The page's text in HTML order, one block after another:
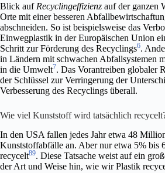
Blick auf Recyclingeffizienz auf der ganzen
Orte mit einer besseren
abschneiden. So ist beispielsweise das
Einwegplastik in der Europäischen Union
Schritt zur Förderung des Recyclings6.
in Ländern mit schwachen Abfallsystemen
in die Umwelt7. Das Vorantreiben globaler
der Schlüssel zur Verringerung der
Verbesserung des Recyclings überall.
Wie viel Kunststoff wird tatsächlich
In den USA fallen jedes Jahr etwa 48
Kunststoffabfälle an. Aber nur etwa 5% bis
recycelt89. Diese Tatsache weist auf ein
der Art und Weise hin, wie wir Plastik